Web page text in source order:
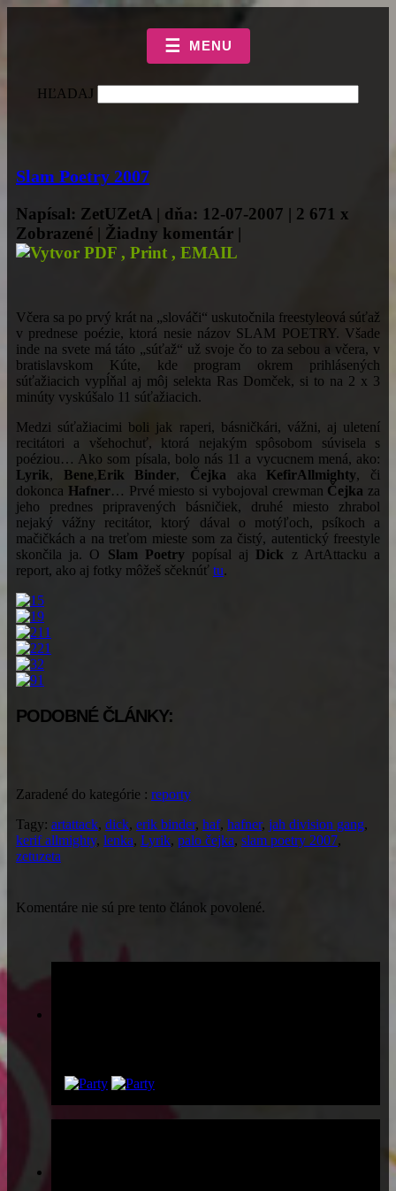
☰ MENU
HĽADAJ
Slam Poetry 2007
Napísal: ZetUZetA | dňa: 12-07-2007 | 2 671 x
Zobrazené | Žiadny komentár |
Včera sa po prvý krát na „slováči“ uskutočnila freestyleová súťaž
v prednese poézie, ktorá nesie názov SLAM POETRY. Všade
inde na svete má táto „súťaž“ už svoje čo to za sebou a včera, v
bratislavskom Kúte, kde program okrem prihlásených
súťažiacich vypĺňal aj môj selekta Ras Domček, si to na 2 x 3
minúty vyskúšalo 11 súťažiacich.
Medzi súťažiacimi boli jak raperi, básničkári, vážni, aj uletení
recitátori a všehochuť, ktorá nejakým spôsobom súvisela s
poéziou… Ako som písala, bolo nás 11 a vycucnem mená, ako:
Lyrik, Bene,Erik Binder, Čejka aka KefirAllmighty, či
dokonca Hafner… Prvé miesto si vybojoval crewman Čejka za
jeho prednes pripravených básničiek, druhé miesto zhrabol
nejaký vážny recitátor, ktorý dával o motýľoch, psíkoch a
mačičkách a na treťom mieste som za čistý, autentický freestyle
skončila ja. O Slam Poetrypopísal aj Dick z ArtAttacku a
report, ako aj fotky môžeš sčeknúť tu.
PODOBNÉ ČLÁNKY:
Zaradené do kategórie : reporty
Tagy: artattack, dick, erik binder, haf, hafner, jah division gang,
kerif allmighty, lenka, Lyrik, palo čejka, slam poetry 2007,
zetuzeta
Komentáre nie sú pre tento článok povolené.